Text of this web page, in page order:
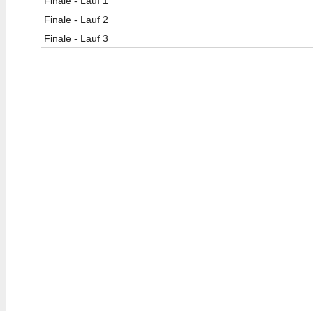
Finale - Lauf 2
Finale - Lauf 3